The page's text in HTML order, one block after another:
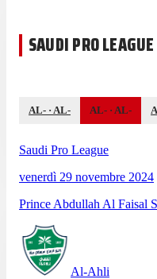
SAUDI PRO
AL- · AL- AL- · AL-
Saudi Pro League
venerdì 29 novembre 2024
Prince Abdullah Al Faisal
Al-Ahli